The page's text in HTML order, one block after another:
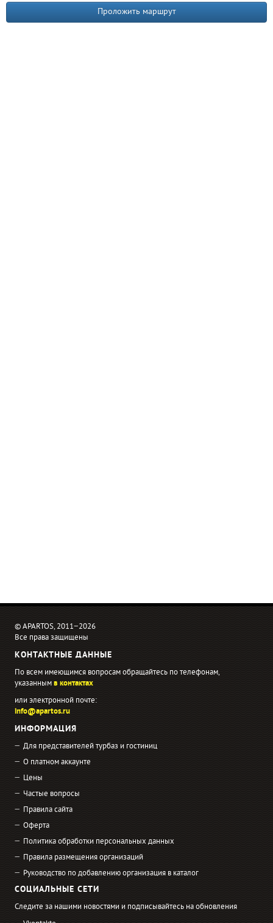
Проложить маршрут
© APARTOS, 2011−2026
Все права защищены
КОНТАКТНЫЕ ДАННЫЕ
По всем имеющимся вопросам обращайтесь по телефонам,
указаннымв контактах
или электронной почте:
info@apartos.ru
ИНФОРМАЦИЯ
Для представителей турбаз и гостиниц
О платном аккаунте
Цены
Частые вопросы
Правила сайта
Оферта
Политика обработки персональных данных
Правила размещения организаций
Руководство по добавлению организация в каталог
СОЦИАЛЬНЫЕ СЕТИ
Следите за нашими новостями и подписывайтесь на обновления